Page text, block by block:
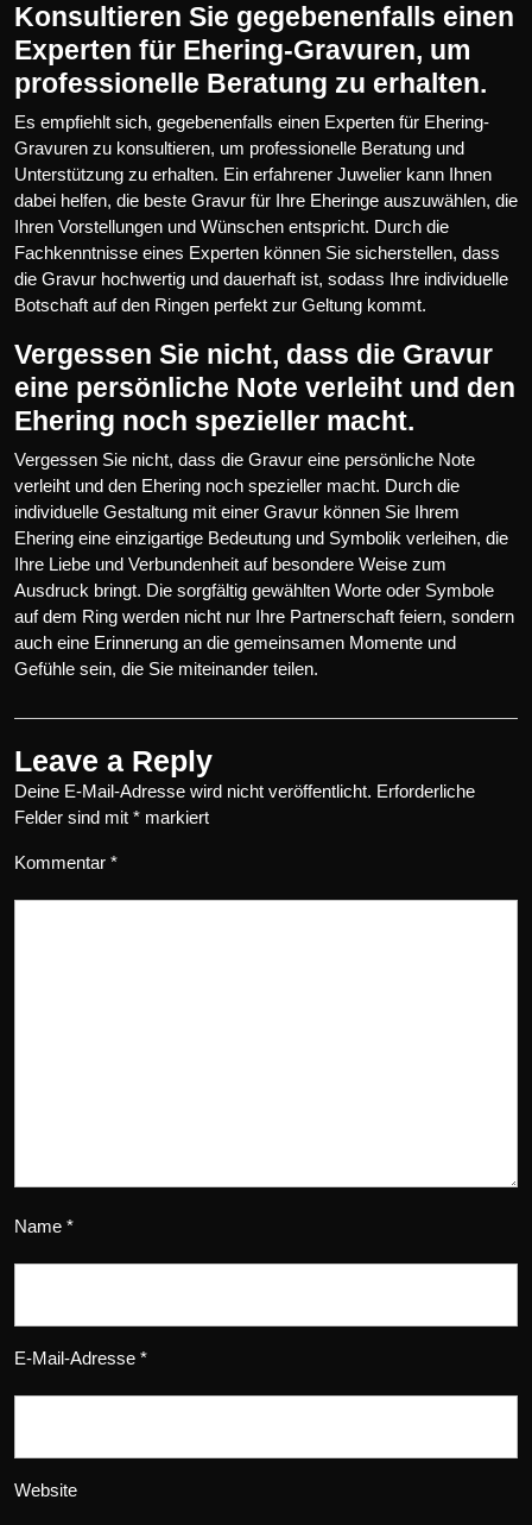
Konsultieren Sie gegebenenfalls einen
Experten für Ehering-Gravuren, um
professionelle Beratung zu erhalten.
Es empfiehlt sich, gegebenenfalls einen Experten für Ehering-
Gravuren zu konsultieren, um professionelle Beratung und
Unterstützung zu erhalten. Ein erfahrener Juwelier kann Ihnen
dabei helfen, die beste Gravur für Ihre Eheringe auszuwählen, die
Ihren Vorstellungen und Wünschen entspricht. Durch die
Fachkenntnisse eines Experten können Sie sicherstellen, dass
die Gravur hochwertig und dauerhaft ist, sodass Ihre individuelle
Botschaft auf den Ringen perfekt zur Geltung kommt.
Vergessen Sie nicht, dass die Gravur
eine persönliche Note verleiht und den
Ehering noch spezieller macht.
Vergessen Sie nicht, dass die Gravur eine persönliche Note
verleiht und den Ehering noch spezieller macht. Durch die
individuelle Gestaltung mit einer Gravur können Sie Ihrem
Ehering eine einzigartige Bedeutung und Symbolik verleihen, die
Ihre Liebe und Verbundenheit auf besondere Weise zum
Ausdruck bringt. Die sorgfältig gewählten Worte oder Symbole
auf dem Ring werden nicht nur Ihre Partnerschaft feiern, sondern
auch eine Erinnerung an die gemeinsamen Momente und
Gefühle sein, die Sie miteinander teilen.
Leave a Reply
Deine E-Mail-Adresse wird nicht veröffentlicht. Erforderliche
Felder sind mit * markiert
Kommentar *
Name *
E-Mail-Adresse *
Website